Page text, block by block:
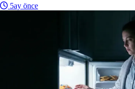
5ay önce